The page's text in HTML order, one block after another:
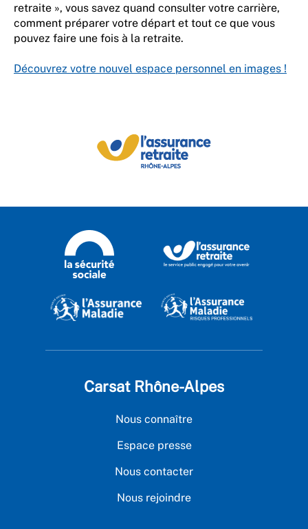
retraite », vous savez quand consulter votre carrière,
comment préparer votre départ et tout ce que vous
pouvez faire une fois à la retraite.
Découvrez votre nouvel espace personnel en images !
Carsat Rhône-Alpes
Nous connaître
Espace presse
Nous contacter
Nous rejoindre